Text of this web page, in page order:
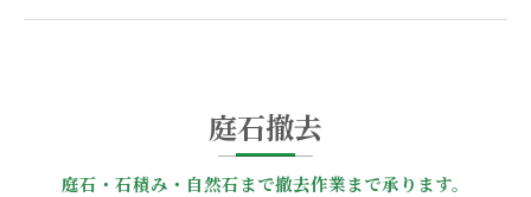
庭石撤去
庭石・石積み・自然石まで撤去作業まで承ります。